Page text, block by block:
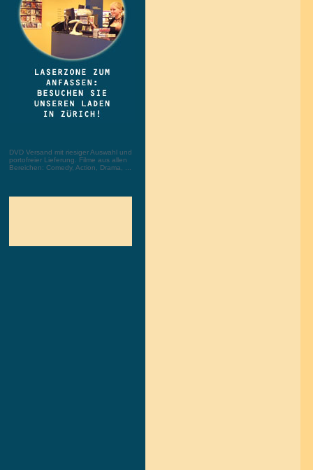
DVD Versand mit riesiger Auswahl und
portofreier Lieferung. Filme aus allen
Bereichen: Comedy, Action, Drama, ...